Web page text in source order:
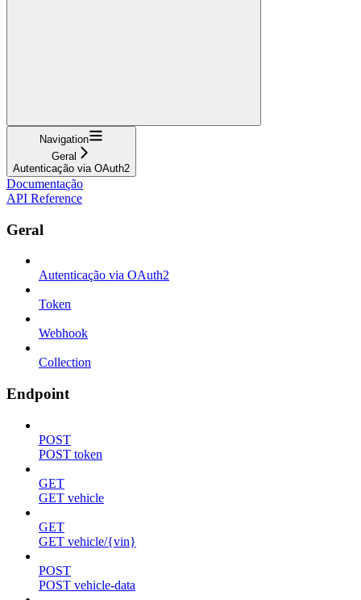
Navigation
Geral
Autenticação via OAuth2
Documentação
API Reference
Geral
Autenticação via OAuth2
Token
Webhook
Collection
Endpoint
POST
POST token
GET
GET vehicle
GET
GET vehicle/{vin}
POST
POST vehicle-data